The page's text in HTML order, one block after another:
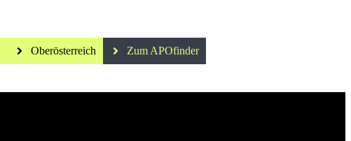
Oberösterreich Zum APOfinder